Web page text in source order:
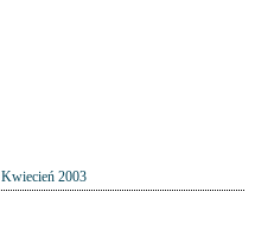
Kwiecień 2003